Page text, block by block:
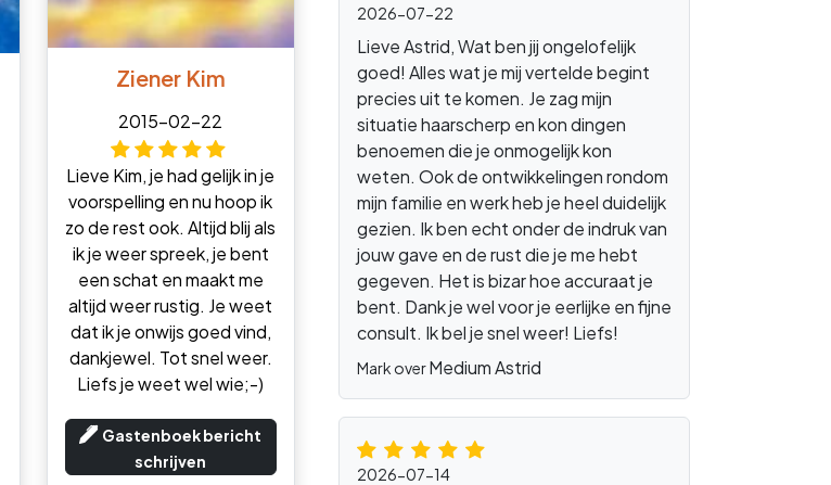
Ziener Kim
2015-02-22
Lieve Kim, je had gelijk in je
voorspelling en nu hoop ik
zo de rest ook. Altijd blij als
ik je weer spreek, je bent
een schat en maakt me
altijd weer rustig. Je weet
dat ik je onwijs goed vind,
dankjewel. Tot snel weer.
Liefs je weet wel wie;-)
Gastenboek bericht
schrijven
2026-07-22
Lieve Astrid, Wat ben jij ongelofelijk
goed! Alles wat je mij vertelde begint
precies uit te komen. Je zag mijn
situatie haarscherp en kon dingen
benoemen die je onmogelijk kon
weten. Ook de ontwikkelingen rondom
mijn familie en werk heb je heel duidelijk
gezien. Ik ben echt onder de indruk van
jouw gave en de rust die je me hebt
gegeven. Het is bizar hoe accuraat je
bent. Dank je wel voor je eerlijke en fijne
consult. Ik bel je snel weer! Liefs!
Mark overMedium Astrid
2026-07-14